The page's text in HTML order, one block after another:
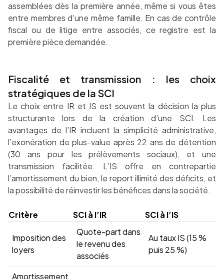
assemblées dès la première année, même si vous êtes
entre membres d’une même famille. En cas de contrôle
fiscal ou de litige entre associés, ce registre est la
première pièce demandée.
Fiscalité et transmission : les choix
stratégiques de la SCI
Le choix entre IR et IS est souvent la décision la plus
structurante lors de la création d’une SCI. Les
avantages de l’IR incluent la simplicité administrative,
l’exonération de plus-value après 22 ans de détention
(30 ans pour les prélèvements sociaux), et une
transmission facilitée. L’IS offre en contrepartie
l’amortissement du bien, le report illimité des déficits, et
la possibilité de réinvestir les bénéfices dans la société.
Critère SCI à l’IR SCI à l’IS
Imposition des
loyers
Quote-part dans
le revenu des
associés
Au taux IS (15 %
puis 25 %)
Amortissement